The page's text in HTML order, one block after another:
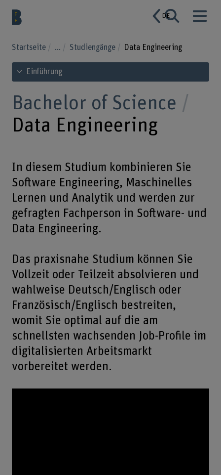
DE
Startseite ... Studiengänge Data Engineering
Inhaltsverzeichnis ansehen
Einführung
Bachelor of Science
Data Engineering
In diesem Studium kombinieren Sie
Software Engineering, Maschinelles
Lernen und Analytik und werden zur
gefragten Fachperson in Software- und
Data Engineering.
Das praxisnahe Studium können Sie
Vollzeit oder Teilzeit absolvieren und
wahlweise Deutsch/Englisch oder
Französisch/Englisch bestreiten,
womit Sie optimal auf die am
schnellsten wachsenden Job-Profile im
digitalisierten Arbeitsmarkt
vorbereitet werden.